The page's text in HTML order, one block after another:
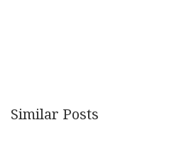
Similar Posts